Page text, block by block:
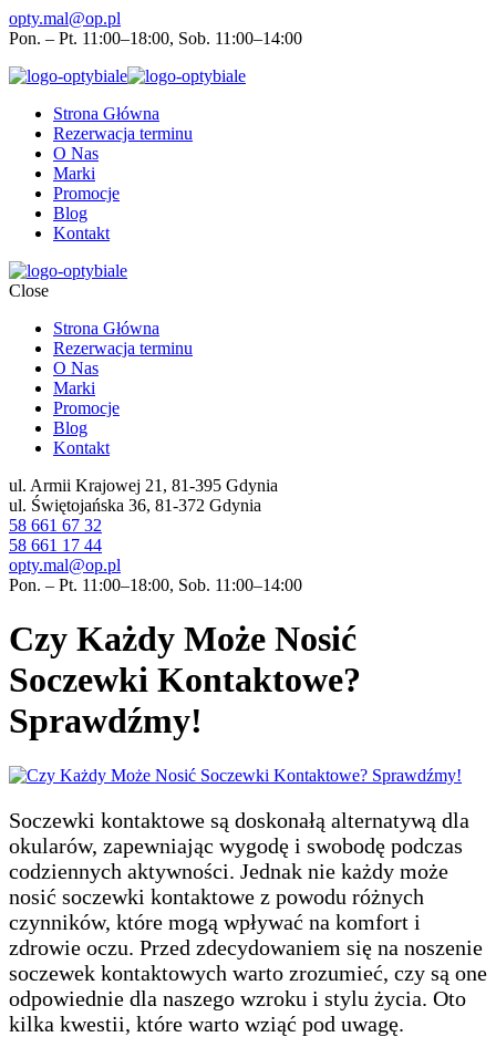
opty.mal@op.pl
Pon. – Pt. 11:00–18:00, Sob. 11:00–14:00
Strona Główna
Rezerwacja terminu
O Nas
Marki
Promocje
Blog
Kontakt
Close
Strona Główna
Rezerwacja terminu
O Nas
Marki
Promocje
Blog
Kontakt
ul. Armii Krajowej 21, 81-395 Gdynia
ul. Świętojańska 36, 81-372 Gdynia
58 661 67 32
58 661 17 44
opty.mal@op.pl
Pon. – Pt. 11:00–18:00, Sob. 11:00–14:00
Czy Każdy Może Nosić
Soczewki Kontaktowe?
Sprawdźmy!
Soczewki kontaktowe są doskonałą alternatywą dla
okularów, zapewniając wygodę i swobodę podczas
codziennych aktywności. Jednak nie każdy może
nosić soczewki kontaktowe z powodu różnych
czynników, które mogą wpływać na komfort i
zdrowie oczu. Przed zdecydowaniem się na noszenie
soczewek kontaktowych warto zrozumieć, czy są one
odpowiednie dla naszego wzroku i stylu życia. Oto
kilka kwestii, które warto wziąć pod uwagę.